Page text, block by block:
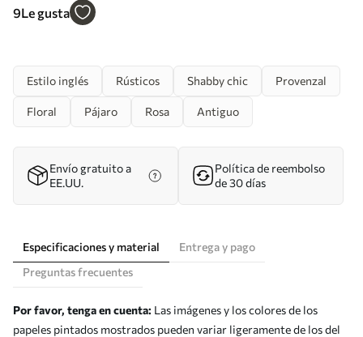
shabby chic a00201
9Le gusta
Estilo inglés Rústicos Shabby chic Provenzal
Floral Pájaro Rosa Antiguo
Envío gratuito a
EE.UU.
Política de reembolso
de 30 días
Especificaciones y material
Entrega y pago
Preguntas frecuentes
Por favor, tenga en cuenta: Las imágenes y los colores de los
papeles pintados mostrados pueden variar ligeramente de los del